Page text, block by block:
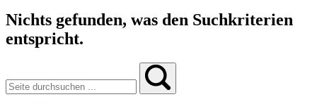
Nichts gefunden, was den Suchkriterien
entspricht.